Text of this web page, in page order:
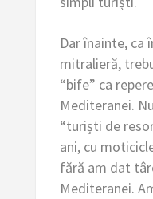
Dar înainte, ca
mitralieră,
“bife” ca
Mediteranei.
“turiști de
ani, cu
fără am dat
Mediteranei.